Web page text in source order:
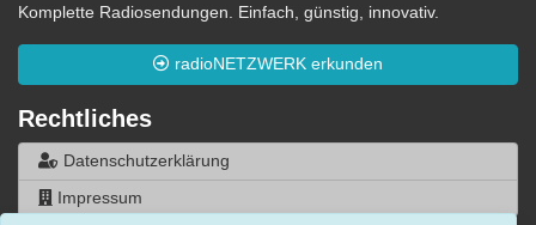
Komplette Radiosendungen. Einfach, günstig, innovativ.
radioNETZWERK erkunden
Rechtliches
Datenschutzerklärung
Impressum